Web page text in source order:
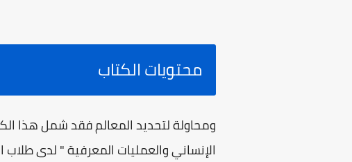
محتويات الكتاب
ومحاولة لتحديد المعالم فقد شمل هذا
الإنساني والعمليات المعرفية " لدى طلاب